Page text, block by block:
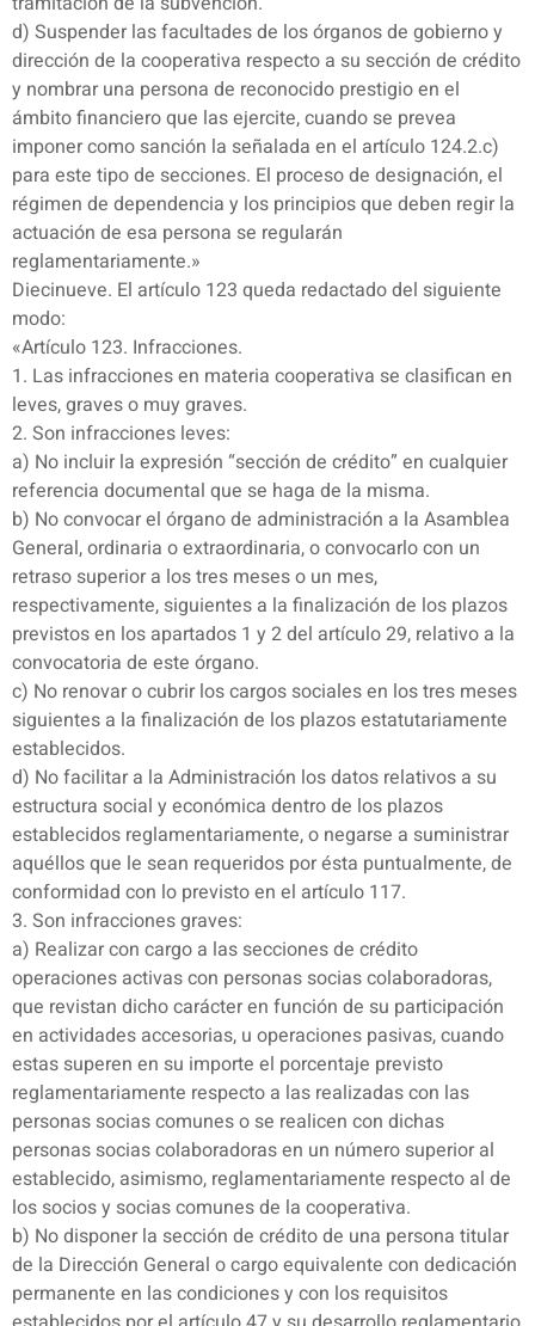
d) Suspender las facultades de los órganos de gobierno y
dirección de la cooperativa respecto a su sección de crédito
y nombrar una persona de reconocido prestigio en el
ámbito financiero que las ejercite, cuando se prevea
imponer como sanción la señalada en el artículo 124.2.c)
para este tipo de secciones. El proceso de designación, el
régimen de dependencia y los principios que deben regir la
actuación de esa persona se regularán
reglamentariamente.»
Diecinueve. El artículo 123 queda redactado del siguiente
modo:
«Artículo 123. Infracciones.
1. Las infracciones en materia cooperativa se clasifican en
leves, graves o muy graves.
2. Son infracciones leves:
a) No incluir la expresión “sección de crédito” en cualquier
referencia documental que se haga de la misma.
b) No convocar el órgano de administración a la Asamblea
General, ordinaria o extraordinaria, o convocarlo con un
retraso superior a los tres meses o un mes,
respectivamente, siguientes a la finalización de los plazos
previstos en los apartados 1 y 2 del artículo 29, relativo a la
convocatoria de este órgano.
c) No renovar o cubrir los cargos sociales en los tres meses
siguientes a la finalización de los plazos estatutariamente
establecidos.
d) No facilitar a la Administración los datos relativos a su
estructura social y económica dentro de los plazos
establecidos reglamentariamente, o negarse a suministrar
aquéllos que le sean requeridos por ésta puntualmente, de
conformidad con lo previsto en el artículo 117.
3. Son infracciones graves:
a) Realizar con cargo a las secciones de crédito
operaciones activas con personas socias colaboradoras,
que revistan dicho carácter en función de su participación
en actividades accesorias, u operaciones pasivas, cuando
estas superen en su importe el porcentaje previsto
reglamentariamente respecto a las realizadas con las
personas socias comunes o se realicen con dichas
personas socias colaboradoras en un número superior al
establecido, asimismo, reglamentariamente respecto al de
los socios y socias comunes de la cooperativa.
b) No disponer la sección de crédito de una persona titular
de la Dirección General o cargo equivalente con dedicación
permanente en las condiciones y con los requisitos